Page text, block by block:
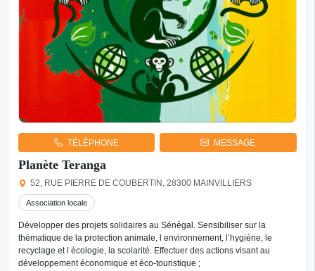
TÉLÉPHONE MESSAGE
Planète Teranga
52, RUE PIERRE DE COUBERTIN, 28300 MAINVILLIERS
Association locale
Développer des projets solidaires au Sénégal. Sensibiliser sur la
thématique de la protection animale, l environnement, l’hygiène, le
recyclage et l écologie, la scolarité. Effectuer des actions visant au
développement économique et éco-touristique ;